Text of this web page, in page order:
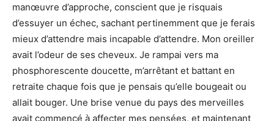
manœuvre d’approche, conscient que je risquais
d’essuyer un échec, sachant pertinemment que je ferais
mieux d’attendre mais incapable d’attendre. Mon oreiller
avait l’odeur de ses cheveux. Je rampai vers ma
phosphorescente doucette, m’arrêtant et battant en
retraite chaque fois que je pensais qu’elle bougeait ou
allait bouger. Une brise venue du pays des merveilles
avait commencé à affecter mes pensées, et maintenant